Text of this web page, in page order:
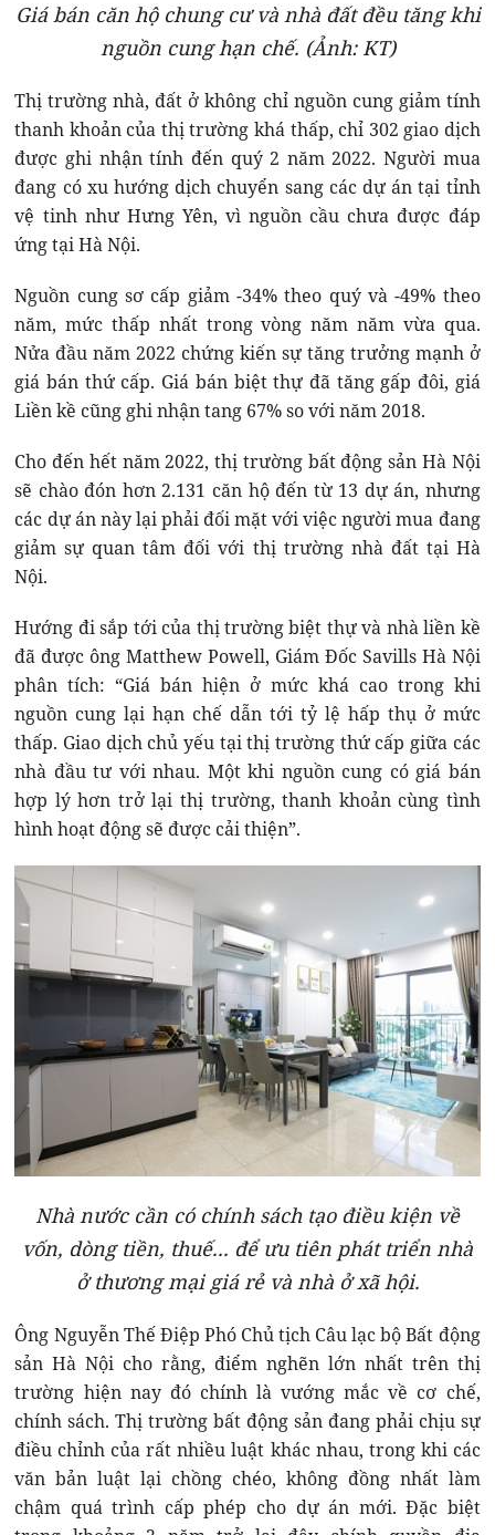
Giá bán căn hộ chung cư và nhà đất đều tăng khi
nguồn cung hạn chế. (Ảnh: KT)
Thị trường nhà, đất ở không chỉ nguồn cung giảm tính
thanh khoản của thị trường khá thấp, chỉ 302 giao dịch
được ghi nhận tính đến quý 2 năm 2022. Người mua
đang có xu hướng dịch chuyển sang các dự án tại tỉnh
vệ tinh như Hưng Yên, vì nguồn cầu chưa được đáp
ứng tại Hà Nội.
Nguồn cung sơ cấp giảm -34% theo quý và -49% theo
năm, mức thấp nhất trong vòng năm năm vừa qua.
Nửa đầu năm 2022 chứng kiến sự tăng trưởng mạnh ở
giá bán thứ cấp. Giá bán biệt thự đã tăng gấp đôi, giá
Liền kề cũng ghi nhận tang 67% so với năm 2018.
Cho đến hết năm 2022, thị trường bất động sản Hà Nội
sẽ chào đón hơn 2.131 căn hộ đến từ 13 dự án, nhưng
các dự án này lại phải đối mặt với việc người mua đang
giảm sự quan tâm đối với thị trường nhà đất tại Hà
Nội.
Hướng đi sắp tới của thị trường biệt thự và nhà liền kề
đã được ông Matthew Powell, Giám Đốc Savills Hà Nội
phân tích: “Giá bán hiện ở mức khá cao trong khi
nguồn cung lại hạn chế dẫn tới tỷ lệ hấp thụ ở mức
thấp. Giao dịch chủ yếu tại thị trường thứ cấp giữa các
nhà đầu tư với nhau. Một khi nguồn cung có giá bán
hợp lý hơn trở lại thị trường, thanh khoản cùng tình
hình hoạt động sẽ được cải thiện”.
Nhà nước cần có chính sách tạo điều kiện về
vốn, dòng tiền, thuế... để ưu tiên phát triển nhà
ở thương mại giá rẻ và nhà ở xã hội.
Ông Nguyễn Thế Điệp Phó Chủ tịch Câu lạc bộ Bất động
sản Hà Nội cho rằng, điểm nghẽn lớn nhất trên thị
trường hiện nay đó chính là vướng mắc về cơ chế,
chính sách. Thị trường bất động sản đang phải chịu sự
điều chỉnh của rất nhiều luật khác nhau, trong khi các
văn bản luật lại chồng chéo, không đồng nhất làm
chậm quá trình cấp phép cho dự án mới. Đặc biệt